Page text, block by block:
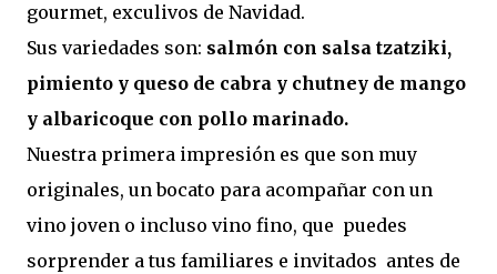
gourmet, exculivos de Navidad.
Sus variedades son: salmón con salsa tzatziki,
pimiento y queso de cabra y chutney de mango
y albaricoque con pollo marinado.
Nuestra primera impresión es que son muy
originales, un bocato para acompañar con un
vino joven o incluso vino fino, que puedes
sorprender a tus familiares e invitados antes de